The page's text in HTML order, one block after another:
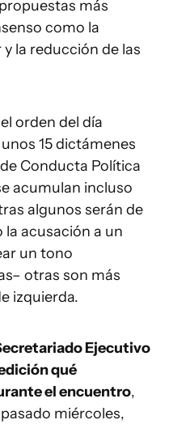
más
como la
la reducción de las
orden del día
15 dictámenes
Conducta Política
acumulan incluso
algunos serán de
acusación a un
un tono
otras son más
izquierda.
Ejecutivo
qué
el encuentro,
miércoles,